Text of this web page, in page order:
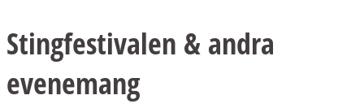
Stingfestivalen & andra
evenemang